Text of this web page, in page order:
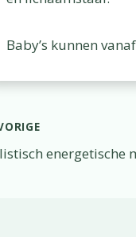
Baby’s kunnen
energetische